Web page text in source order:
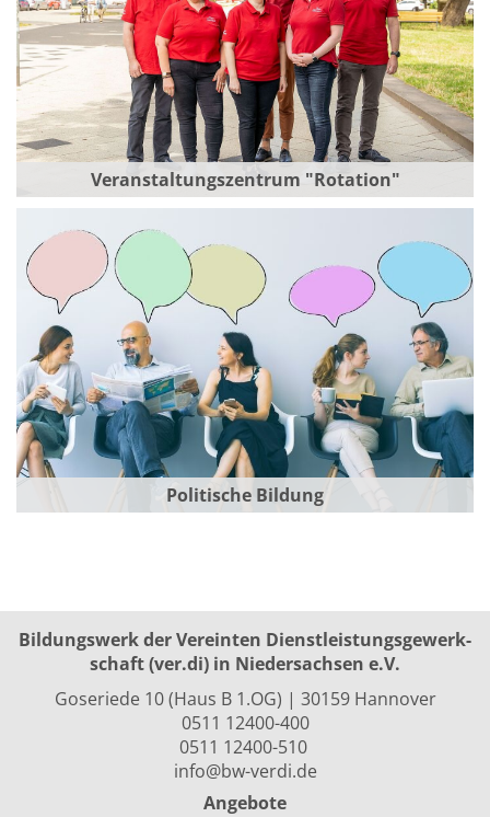
Veranstaltungszentrum "Rotation"
Politische Bildung
Bildungswerk der Vereinten Dienst­leis­tungs­ge­werk­
schaft (ver.di) in Niedersachsen e.V.
Goseriede 10 (Haus B 1.OG) | 30159 Hannover
0511 12400-400
0511 12400-510
info@bw-verdi.de
Angebote